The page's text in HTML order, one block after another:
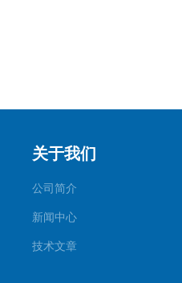
关于我们
公司简介
新闻中心
技术文章